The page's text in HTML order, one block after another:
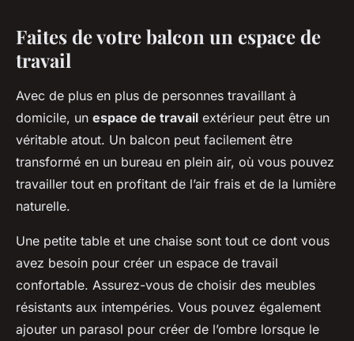
Faites de votre balcon un espace de
travail
Avec de plus en plus de personnes travaillant à
domicile, un espace de travail extérieur peut être un
véritable atout. Un balcon peut facilement être
transformé en un bureau en plein air, où vous pouvez
travailler tout en profitant de l’air frais et de la lumière
naturelle.
Une petite table et une chaise sont tout ce dont vous
avez besoin pour créer un espace de travail
confortable. Assurez-vous de choisir des meubles
résistants aux intempéries. Vous pouvez également
ajouter un parasol pour créer de l’ombre lorsque le